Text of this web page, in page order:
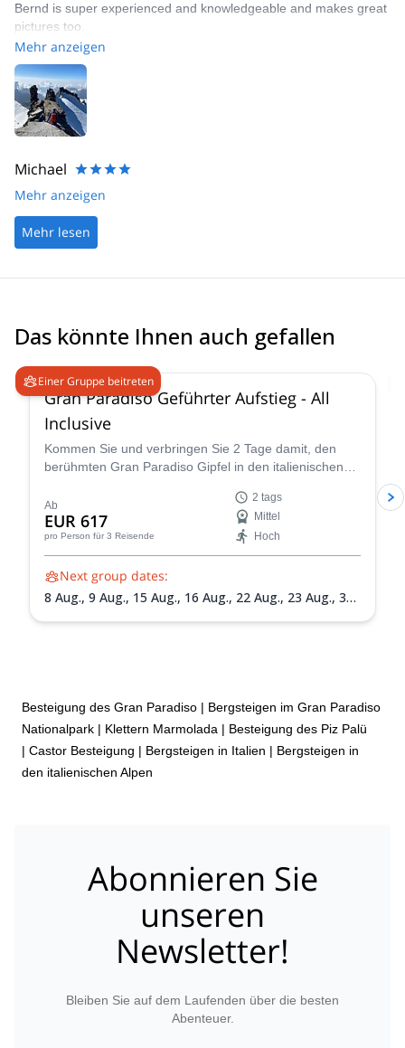
Bernd is super experienced and knowledgeable and makes great
pictures too.
Mehr anzeigen
Michael
Mehr anzeigen
Mehr lesen
Das könnte Ihnen auch gefallen
Einer Gruppe beitreten
4.6
Gran Paradiso Geführter Aufstieg - All
Inclusive
Kommen Sie und verbringen Sie 2 Tage damit, den
berühmten Gran Paradiso Gipfel in den italienischen
Guides im Peakshunter-Team zu besteigen.
Ab
EUR 617
pro Person für 3 Reisende
2 tags
Mittel
Hoch
Next group dates:
8 Aug., 9 Aug., 15 Aug., 16 Aug., 22 Aug., 23 Aug., 30
Besteigung des Gran Paradiso | Bergsteigen im Gran Paradiso
Nationalpark | Klettern Marmolada | Besteigung des Piz Palü
| Castor Besteigung | Bergsteigen in Italien | Bergsteigen in
den italienischen Alpen
Abonnieren Sie
unseren
Newsletter!
Bleiben Sie auf dem Laufenden über die besten
Abenteuer.